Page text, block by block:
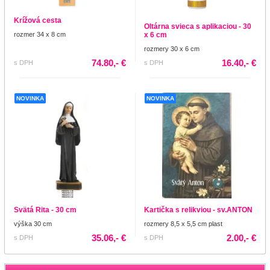
Krížová cesta
rozmer 34 x 8 cm
s DPH 74.80,- €
Oltárna svieca s aplikaciou - 30
x 6 cm
rozmery 30 x 6 cm
s DPH
16.40,- €
NOVINKA
Svätá Rita - 30 cm
výška 30 cm
s DPH
35.06,- €
NOVINKA
Kartička s relikviou - sv.ANTON
rozmery 8,5 x 5,5 cm plast
s DPH
2.00,- €